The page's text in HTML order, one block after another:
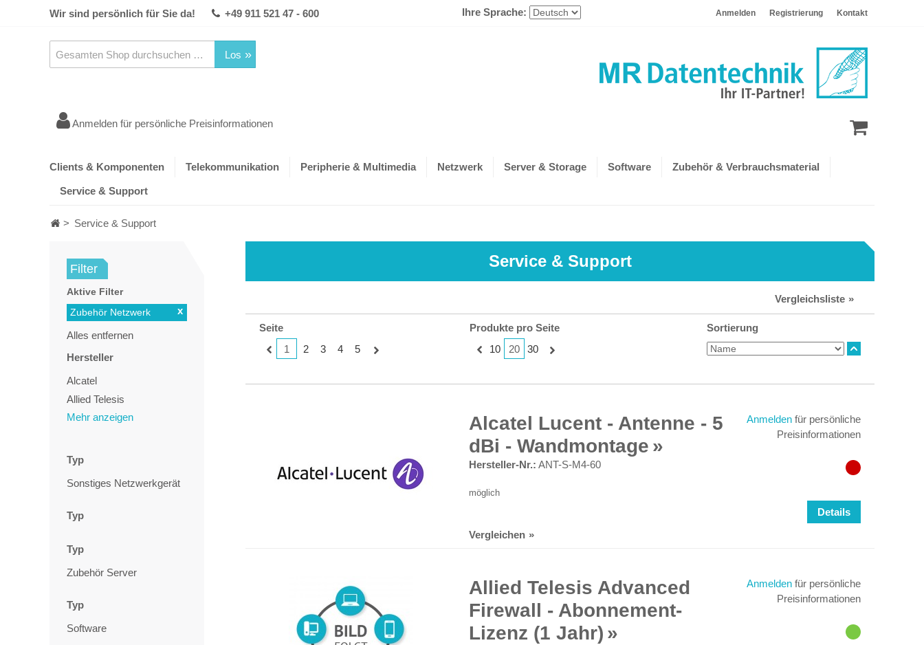
Wir sind persönlich für Sie da! +49 911 521 47 - 600 Anmelden Registrierung Kontakt
Ihre Sprache:
Los
Anmelden für persönliche Preisinformationen
Clients & Komponenten Telekommunikation Peripherie & Multimedia Netzwerk Server & Storage Software Zubehör & Verbrauchsmaterial
Service & Support
> Service & Support
Filter
Aktive Filter
x
Zubehör Netzwerk
Alles entfernen
Hersteller
Alcatel
Allied Telesis
Barracuda
CradlePoint
HPE
Jabra
Lenovo
SonicWALL
Mehr anzeigen
Typ
Sonstiges Netzwerkgerät
Typ
Typ
Zubehör Server
Typ
Software
Service & Support
Vergleichsliste
Seite
1
2 3 4 5
Produkte pro Seite
10
20 30
Sortierung
Alcatel Lucent - Antenne - 5
dBi - Wandmontage
Hersteller-Nr.: ANT-S-M4-60
Anmelden für persönliche
Preisinformationen
Details
möglich
Vergleichen
Allied Telesis Advanced
Firewall - Abonnement-
Lizenz (1 Jahr)
Anmelden für persönliche
Preisinformationen